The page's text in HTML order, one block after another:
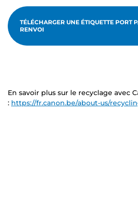
TÉLÉCHARGER UNE ÉTIQUETTE PORT
RENVOI
En savoir plus sur le recyclage avec
: https://fr.canon.be/about-us/